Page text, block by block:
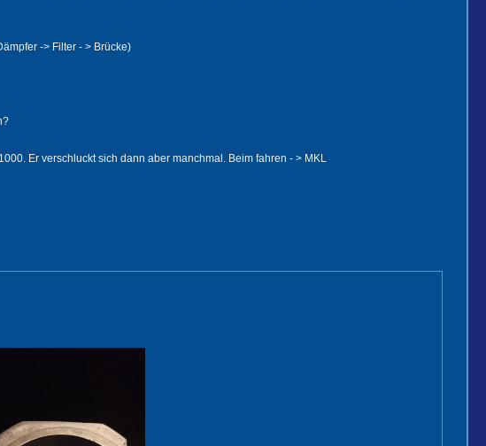
-> Filter - > Brücke)
Er verschluckt sich dann aber manchmal. Beim fahren - > MKL